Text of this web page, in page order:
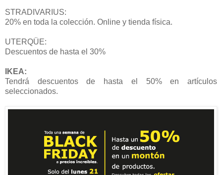
STRADIVARIUS:
20% en toda la colección. Online y tienda física.
UTERQÜE:
Descuentos de hasta el 30%
IKEA:
Tendrá descuentos de hasta el 50% en artículos
seleccionados.